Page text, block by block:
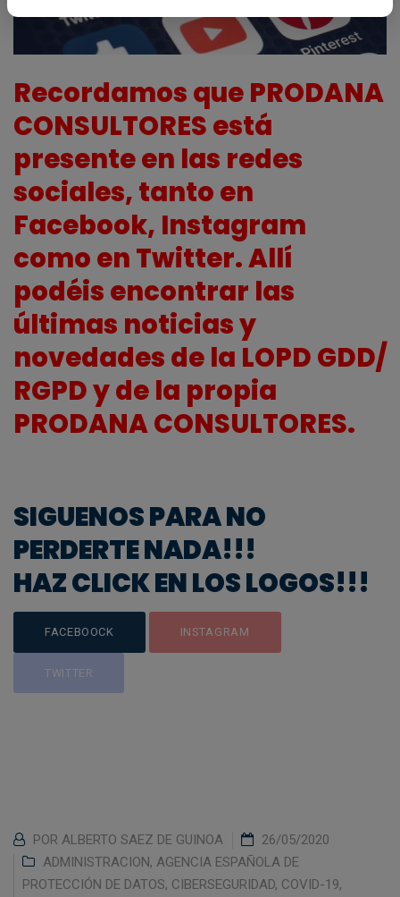
Recordamos que PRODANA
CONSULTORES está
presente en las redes
sociales, tanto en
Facebook, Instagram
como en Twitter. Allí
podéis encontrar las
últimas noticias y
novedades de la LOPD GDD/
RGPD y de la propia
PRODANA CONSULTORES.
SIGUENOS PARA NO
PERDERTE NADA!!!
HAZ CLICK EN LOS LOGOS!!!
FACEBOOCK INSTAGRAM
TWITTER
POR ALBERTO SAEZ DE GUINOA
26/05/2020
ADMINISTRACION, AGENCIA ESPAÑOLA DE
PROTECCIÓN DE DATOS, CIBERSEGURIDAD, COVID-19,